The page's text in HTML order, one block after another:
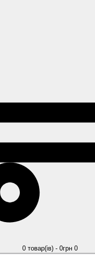
0 товар(ів) - 0грн 0